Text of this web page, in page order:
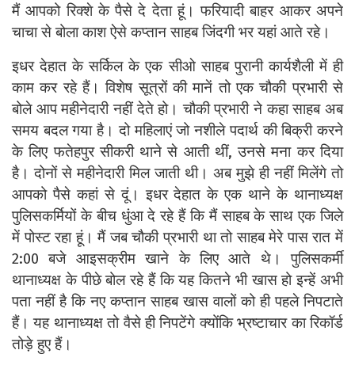
मैं आपको रिक्शे के पैसे दे देता हूं। फरियादी बाहर आकर अपने
चाचा से बोला काश ऐसे कप्तान साहब जिंदगी भर यहां आते रहे।
इधर देहात के सर्किल के एक सीओ साहब पुरानी कार्यशैली में ही
काम कर रहे हैं। विशेष सूत्रों की मानें तो एक चौकी प्रभारी से
बोले आप महीनेदारी नहीं देते हो। चौकी प्रभारी ने कहा साहब अब
समय बदल गया है। दो महिलाएं जो नशीले पदार्थ की बिक्री करने
के लिए फतेहपुर सीकरी थाने से आती थीं, उनसे मना कर दिया
है। दोनों से महीनेदारी मिल जाती थी। अब मुझे ही नहीं मिलेंगे तो
आपको पैसे कहां से दूं। इधर देहात के एक थाने के थानाध्यक्ष
पुलिसकर्मियों के बीच धुंआ दे रहे हैं कि मैं साहब के साथ एक जिले
में पोस्ट रहा हूं। मैं जब चौकी प्रभारी था तो साहब मेरे पास रात में
2:00 बजे आइसक्रीम खाने के लिए आते थे। पुलिसकर्मी
थानाध्यक्ष के पीछे बोल रहे हैं कि यह कितने भी खास हो इन्हें अभी
पता नहीं है कि नए कप्तान साहब खास वालों को ही पहले निपटाते
हैं। यह थानाध्यक्ष तो वैसे ही निपटेंगे क्योंकि भ्रष्टाचार का रिकॉर्ड
तोड़े हुए हैं।